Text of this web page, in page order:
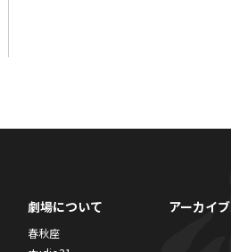
劇場について
春秋座
アーカイブ